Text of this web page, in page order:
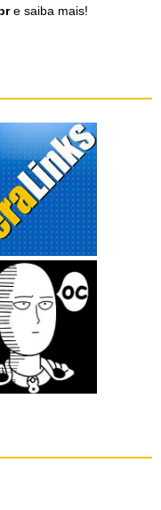
e saiba mais!